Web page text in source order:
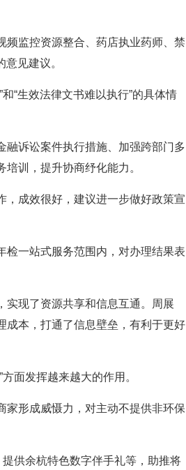
频监控资源整合、药店执业药师、禁
见建议。
“生效法律文书难以执行”的具体情
融诉讼案件执行措施、加强跨部门多
训，提升协商纾化能力。
，成效很好，建议进一步做好政策宣
检一站式服务范围内，对办理结果表
实现了资源共享和信息互通。周展
成本，打通了信息壁垒，有利于更好
面发挥越来越大的作用。
家形成威慑力，对主动不提供非环保
供余杭特色数字伴手礼等，助推将